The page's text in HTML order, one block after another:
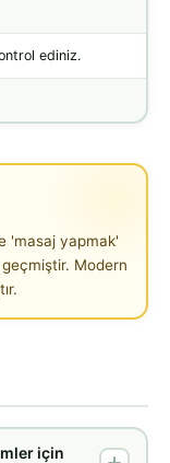
ediniz.
'masaj yapmak'
Modern
için